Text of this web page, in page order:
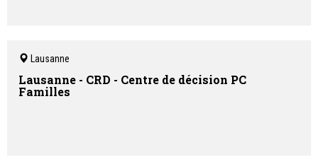
Lausanne
Lausanne - CRD - Centre de décision PC
Familles